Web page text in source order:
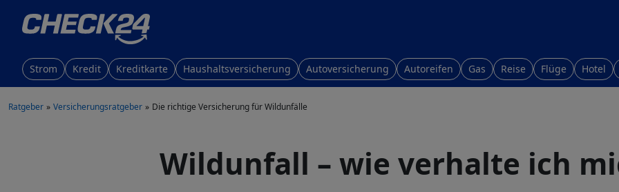
Strom Kredit Kreditkarte Haushaltsversicherung Autoversicherung Autoreifen Gas Reise Flüge Hotel
Ratgeber Versicherungsratgeber Die richtige Versicherung für Wildunfälle
Wildunfall – wie verhalte ich